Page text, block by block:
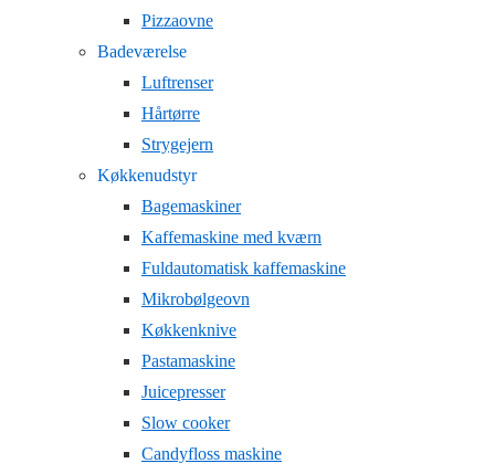
Pizzaovne
Badeværelse
Luftrenser
Hårtørre
Strygejern
Køkkenudstyr
Bagemaskiner
Kaffemaskine med kværn
Fuldautomatisk kaffemaskine
Mikrobølgeovn
Køkkenknive
Pastamaskine
Juicepresser
Slow cooker
Candyfloss maskine